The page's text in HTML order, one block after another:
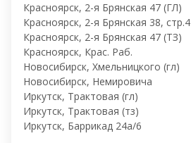
Красноярск, 2-я Брянская 47 (ГЛ)
Красноярск, 2-я Брянская 38, стр.4
Красноярск, 2-я Брянская 47 (ТЗ)
Красноярск, Крас. Раб.
Новосибирск, Хмельницкого (гл)
Новосибирск, ​Немировича
Иркутск, Трактовая (гл)
Иркутск, Трактовая (тз)
Иркутск, ​Баррикад 24а/6